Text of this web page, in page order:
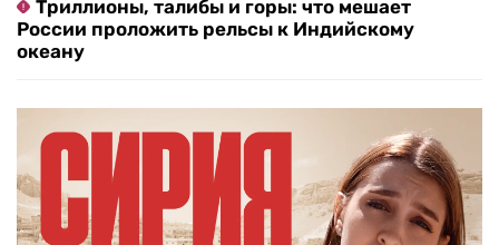
Триллионы, талибы и горы: что мешает
России проложить рельсы к Индийскому
океану